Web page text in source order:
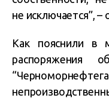
не исключается”,
Как пояснили в
распоряжения